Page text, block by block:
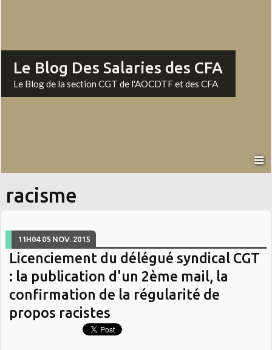
Le Blog Des Salaries des CFA
Le Blog de la section CGT de l'AOCDTF et des CFA
racisme
11H04 05 NOV. 2015
Licenciement du délégué syndical CGT
: la publication d'un 2ème mail, la
confirmation de la régularité de
propos racistes